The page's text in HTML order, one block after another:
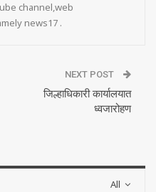
channel,web
news17 .
NEXT POST
जिल्हाधिकारी कार्यालयात
ध्वजारोहण
All